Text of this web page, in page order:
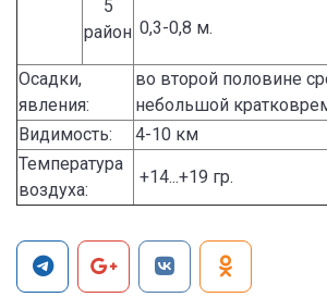
5
район 0,3-0,8 м.
Осадки,
явления:
во второй половине
небольшой
Видимость:
4-10 км
Температура
воздуха:
+14...+19 гр.